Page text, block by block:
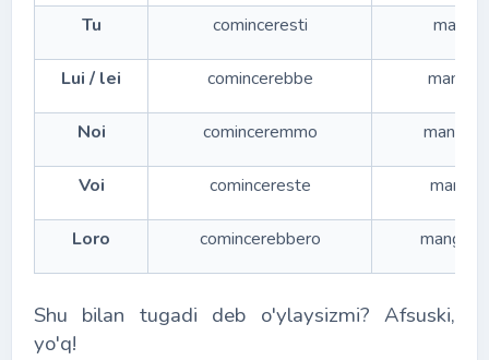
Tu cominceresti
Lui / lei comincerebbe
Noi cominceremmo
Voi comincereste
Loro comincerebbero
Shu bilan tugadi deb o'ylaysizmi? Afsuski,
yo'q!